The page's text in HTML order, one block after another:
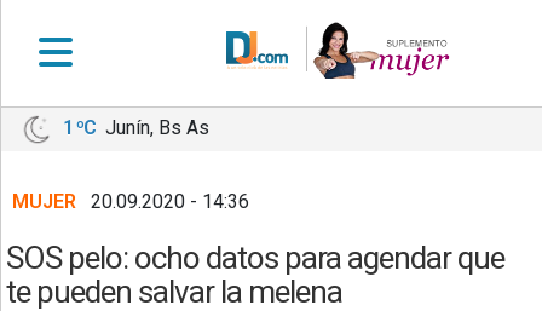
•
•
•
NACIONALES
1 ºC Junín, Bs As
MUJER 20.09.2020 - 14:36
SOS pelo: ocho datos para agendar que
te pueden salvar la melena